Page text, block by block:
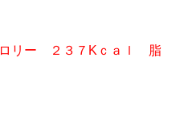
リー ２３７Kｃａｌ 脂